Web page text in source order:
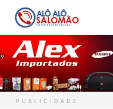
PUBLICIDADE